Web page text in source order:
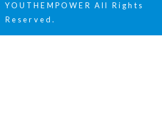
All Rights
Reserved.